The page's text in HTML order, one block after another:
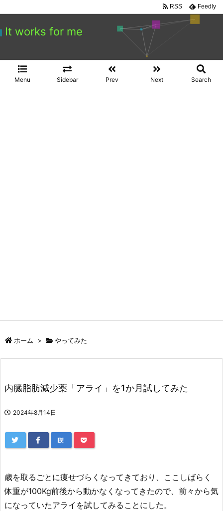
It works for me
Menu Sidebar Prev Next Search
RSS Feedly
ホーム > やってみた
内臓脂肪減少薬「アライ」を1か月試してみた
2024年8月14日
B!
歳を取るごとに痩せづらくなってきており、ここしばらく
体重が100Kg前後から動かなくなってきたので、前々から気
になっていたアライを試してみることにした。